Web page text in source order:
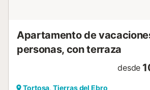
Apartamento de
personas, con terraza
desde
Tortosa, Tierras del Ebro